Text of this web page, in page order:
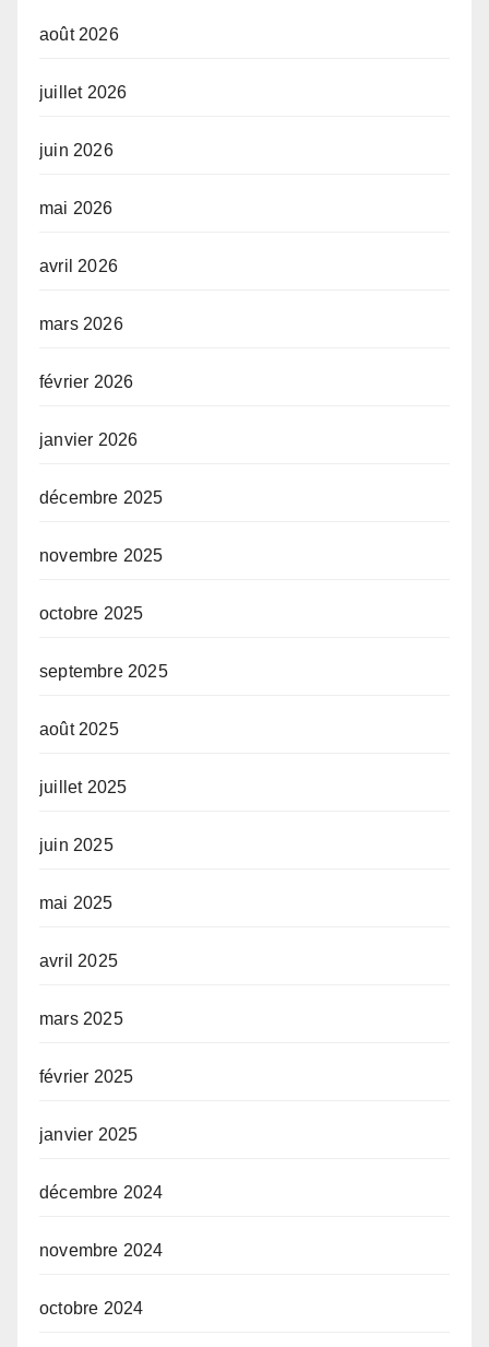
août 2026
juillet 2026
juin 2026
mai 2026
avril 2026
mars 2026
février 2026
janvier 2026
décembre 2025
novembre 2025
octobre 2025
septembre 2025
août 2025
juillet 2025
juin 2025
mai 2025
avril 2025
mars 2025
février 2025
janvier 2025
décembre 2024
novembre 2024
octobre 2024